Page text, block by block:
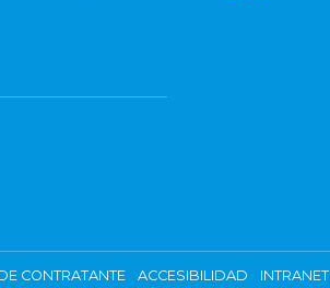
CONTRATANTE ACCESIBILIDAD INTRANET